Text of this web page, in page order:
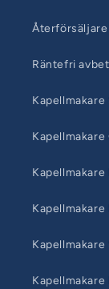
Återförsäljare
Räntefri
Kapellmakare
Kapellmakare